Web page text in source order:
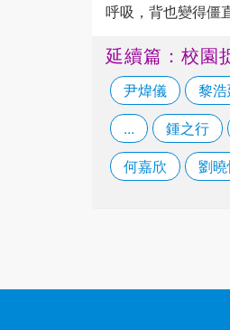
呼吸，背也變得
延續篇：校園
尹煒儀 黎
...
鍾之行
何嘉欣
劉